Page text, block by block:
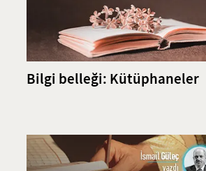
Bilgi belleği: Kütüphaneler